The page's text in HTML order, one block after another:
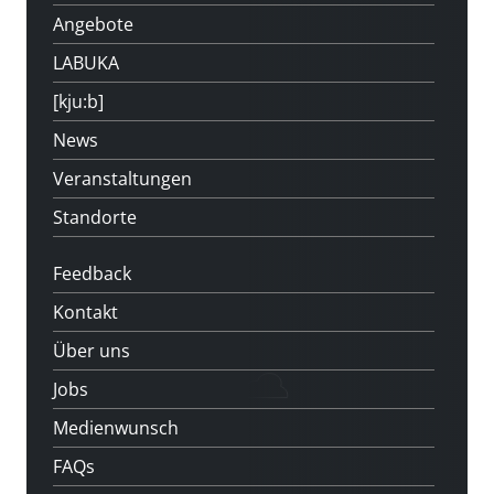
Angebote
LABUKA
[kju:b]
News
Veranstaltungen
Standorte
Feedback
Kontakt
Über uns
Jobs
Medienwunsch
FAQs